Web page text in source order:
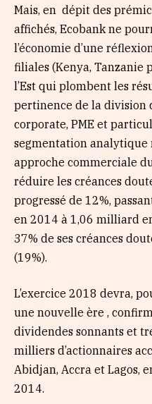
Mais, en dépit des
affichés, Ecobank ne
l’économie d’une
filiales (Kenya, Tanzanie
l’Est qui plombent les
pertinence de la division
corporate, PME et
segmentation analytique
approche commerciale
réduire les créances
progressé de 12%,
en 2014 à 1,06 milliard
37% de ses créances
(19%).
L’exercice 2018 devra,
une nouvelle ère ,
dividendes sonnants et
milliers d’actionnaires
Abidjan, Accra et Lagos,
2014.